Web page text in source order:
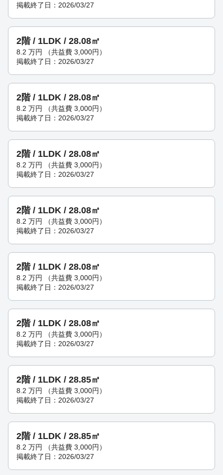
掲載終了日：2026/03/27
2階 / 1LDK / 28.08㎡
8.2 万円 （共益費 3,000円）
掲載終了日：2026/03/27
2階 / 1LDK / 28.08㎡
8.2 万円 （共益費 3,000円）
掲載終了日：2026/03/27
2階 / 1LDK / 28.08㎡
8.2 万円 （共益費 3,000円）
掲載終了日：2026/03/27
2階 / 1LDK / 28.08㎡
8.2 万円 （共益費 3,000円）
掲載終了日：2026/03/27
2階 / 1LDK / 28.08㎡
8.2 万円 （共益費 3,000円）
掲載終了日：2026/03/27
2階 / 1LDK / 28.08㎡
8.2 万円 （共益費 3,000円）
掲載終了日：2026/03/27
2階 / 1LDK / 28.85㎡
8.2 万円 （共益費 3,000円）
掲載終了日：2026/03/27
2階 / 1LDK / 28.85㎡
8.2 万円 （共益費 3,000円）
掲載終了日：2026/03/27